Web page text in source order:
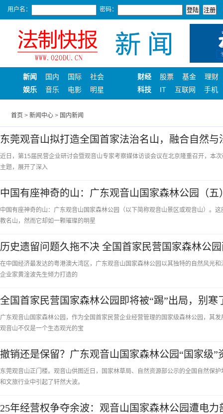
用户名： 密码：
新闻 国内 国际
社会
娱乐
音乐 电影 明星
财经 股票 基金
理财
科技
IT 互联网 手机
首页 > 新闻中心 > 国内新闻
东莞观音山拟打造全国首家法治名山，融合自然与
近日，第15届民营企业研讨会暨观音山专家考察媒体访谈会议在北京隆重召开，本
主题，展开了深入
中国有座神奇的山：广东观音山国家森林公园（五
中国有座神奇的山：广东观音山国家森林公园（以下简称观音山景区或观音山）。
教名山，然而它却如一颗璀璨的明星
历史遗留问题久拖不决 全国首家民营国家森林公
在中国经济最发达的粤港澳大湾区，广东观音山国家森林公园以其独特的自然风光
企业家黄淦波先生倾力打造的
全国首家民营国家森林公园即将被“踢”出局，别寒
广东观音山国家森林公园，作为全国首家民营企业经营管理的国家级森林公园，其
观音山不仅是一个生态观光的宝
撤销还是保留？广东观音山国家森林公园“国家级
东莞观音山正门楼。观音山供图近日，国家林草局、自然资源部公示的全国自然保
和文旅行业中引起了轩然大波。
25年经营权争夺余波：观音山国家森林公园遭电力